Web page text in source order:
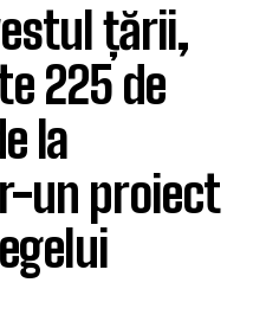
țării,
225 de
la
un proiect